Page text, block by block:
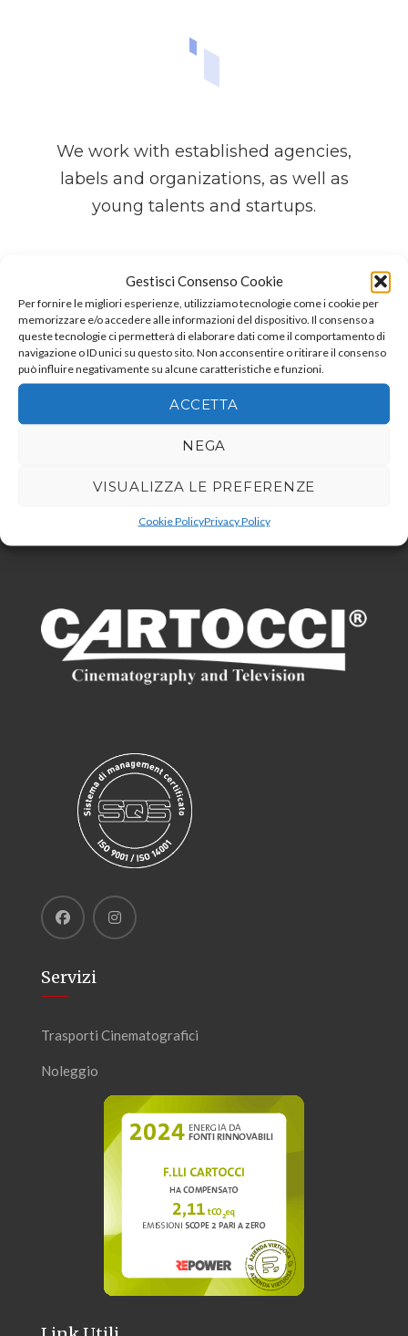
Gestisci Consenso Cookie
Per fornire le migliori esperienze, utilizziamo tecnologie come i cookie per
memorizzare e/o accedere alle informazioni del dispositivo. Il consenso a
queste tecnologie ci permetterà di elaborare dati come il comportamento di
navigazione o ID unici su questo sito. Non acconsentire o ritirare il consenso
può influire negativamente su alcune caratteristiche e funzioni.
ACCETTA
NEGA
VISUALIZZA LE PREFERENZE
Cookie PolicyPrivacy Policy
We work with established agencies,
labels and organizations, as well as
young talents and startups.
CONTACT US
Servizi
Trasporti Cinematografici
Noleggio